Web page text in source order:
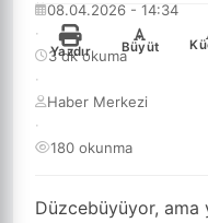
Düzcebüyüyor, ama
08.04.2026 - 14:34
·
3 dk okuma
·
Haber Merkezi
·
180 okunma
Yazdır
+
Büyüt